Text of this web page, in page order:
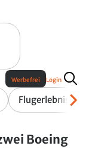
Flugerlebnis
Werbefrei Login
Boeing